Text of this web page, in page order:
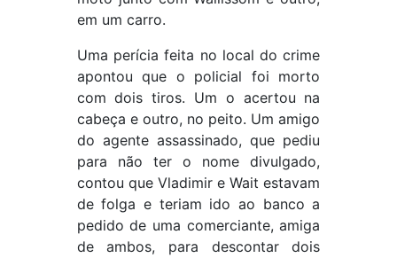
em um carro.
Uma perícia feita no local do crime
apontou que o policial foi morto
com dois tiros. Um o acertou na
cabeça e outro, no peito. Um amigo
do agente assassinado, que pediu
para não ter o nome divulgado,
contou que Vladimir e Wait estavam
de folga e teriam ido ao banco a
pedido de uma comerciante, amiga
de ambos, para descontar dois